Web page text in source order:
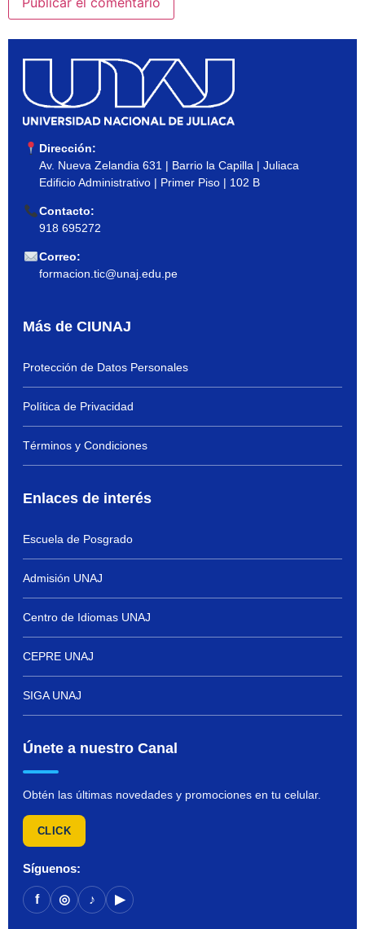
Dirección:
Av. Nueva Zelandia 631 | Barrio la Capilla | Juliaca
Edificio Administrativo | Primer Piso | 102 B
Contacto:
918 695272
Correo:
formacion.tic@unaj.edu.pe
Más de CIUNAJ
Protección de Datos Personales
Política de Privacidad
Términos y Condiciones
Enlaces de interés
Escuela de Posgrado
Admisión UNAJ
Centro de Idiomas UNAJ
CEPRE UNAJ
SIGA UNAJ
Únete a nuestro Canal
Obtén las últimas novedades y promociones en tu celular.
CLICK
Síguenos:
f ◎ ♪ ▶